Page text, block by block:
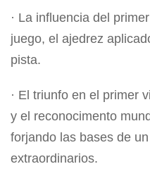
· La influencia del
juego, el ajedrez
pista.
· El triunfo en el primer
y el reconocimento
forjando las bases de
extraordinarios.